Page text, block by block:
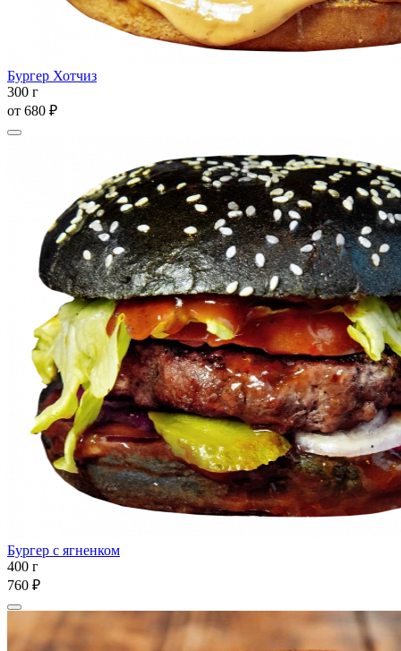
Бургер Хотчиз
300 г
от 680 ₽
Бургер с ягненком
400 г
760 ₽